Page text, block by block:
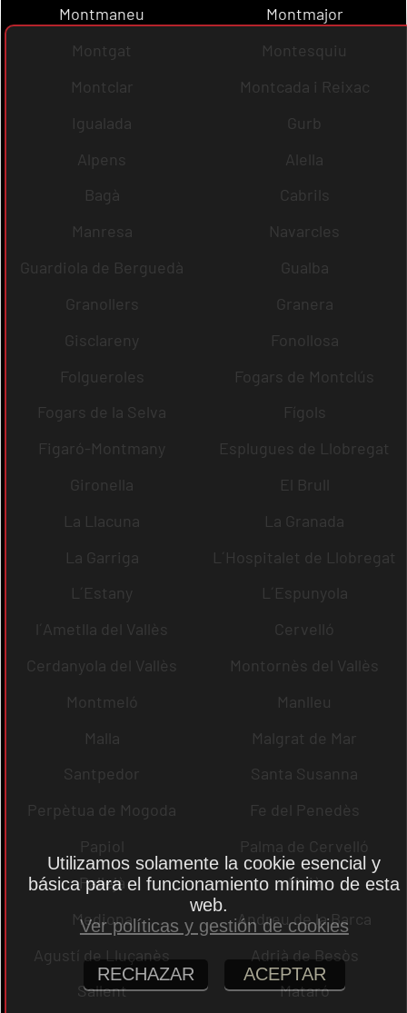
Montmaneu
Montmajor
Montgat
Montesquiu
Montclar
Montcada i Reixac
Igualada
Gurb
Alpens
Alella
Bagà
Cabrils
Manresa
Navarcles
Guardiola de Berguedà
Gualba
Granollers
Granera
Gisclareny
Fonollosa
Folgueroles
Fogars de Montclús
Fogars de la Selva
Fígols
Figaró-Montmany
Esplugues de Llobregat
Gironella
El Brull
La Llacuna
La Granada
La Garriga
L´Hospitalet de Llobregat
L´Estany
L´Espunyola
l´Ametlla del Vallès
Cervelló
Cerdanyola del Vallès
Montornès del Vallès
Montmeló
Manlleu
Malla
Malgrat de Mar
Santpedor
Santa Susanna
Perpètua de Mogoda
Fe del Penedès
Papiol
Palma de Cervelló
Pallejà
Moià
Mediona
Andreu de la Barca
Agustí de Lluçanès
Adrià de Besòs
Sallent
Mataró
Utilizamos solamente la cookie esencial y
básica para el funcionamiento mínimo de esta
web.
Ver políticas y gestión de cookies
RECHAZAR ACEPTAR